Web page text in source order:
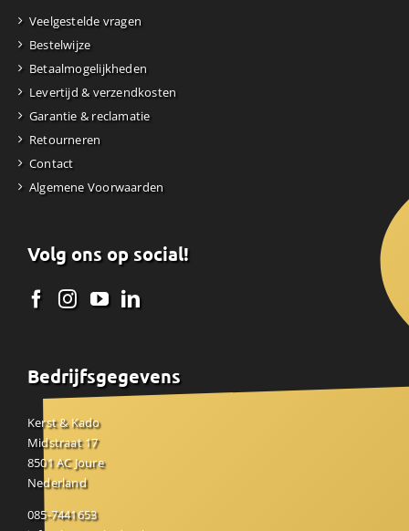
Veelgestelde vragen
Bestelwijze
Betaalmogelijkheden
Levertijd & verzendkosten
Garantie & reclamatie
Retourneren
Contact
Algemene Voorwaarden
Volg ons op social!
Bedrijfsgegevens
Kerst & Kado
Midstraat 17
8501 AC Joure
Nederland
085-7441653